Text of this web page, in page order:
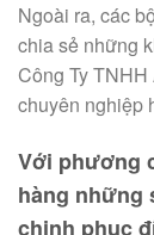
Ngoài ra, các
chia sẻ những
Công Ty
chuyên nghiệp
Với phương
hàng những
chinh phục